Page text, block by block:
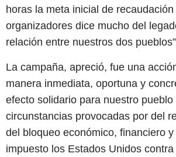
horas la meta inicial de
organizadores dice mucho del
relación entre nuestros dos
La campaña, apreció, fue una
manera inmediata, oportuna y
efecto solidario para nuestro
circunstancias provocadas por del
del bloqueo económico, financiero
impuesto los Estados Unidos contra